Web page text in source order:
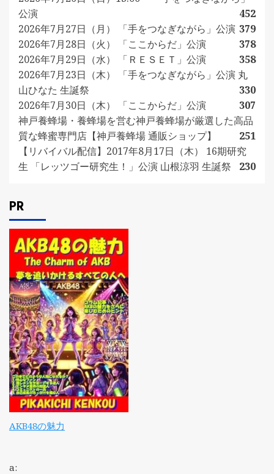
公演
452
2026年7月27日（月） 「手をつなぎながら」公演 379
2026年7月28日（火） 「ここからだ」公演
378
2026年7月29日（水） 「ＲＥＳＥＴ」公演
358
2026年7月23日（木） 「手をつなぎながら」公演 丸
山ひなた 生誕祭
330
2026年7月30日（木） 「ここからだ」公演
307
神戸養蜂場・養蜂場を営む神戸養蜂場が厳選した高品
質な蜂蜜専門店【神戸養蜂場 通販ショップ】
251
【リバイバル配信】2017年8月17日（木） 16期研究
生 「レッツゴー研究生！」公演 山根涼羽 生誕祭
230
PR
AKB48の魅力
a: